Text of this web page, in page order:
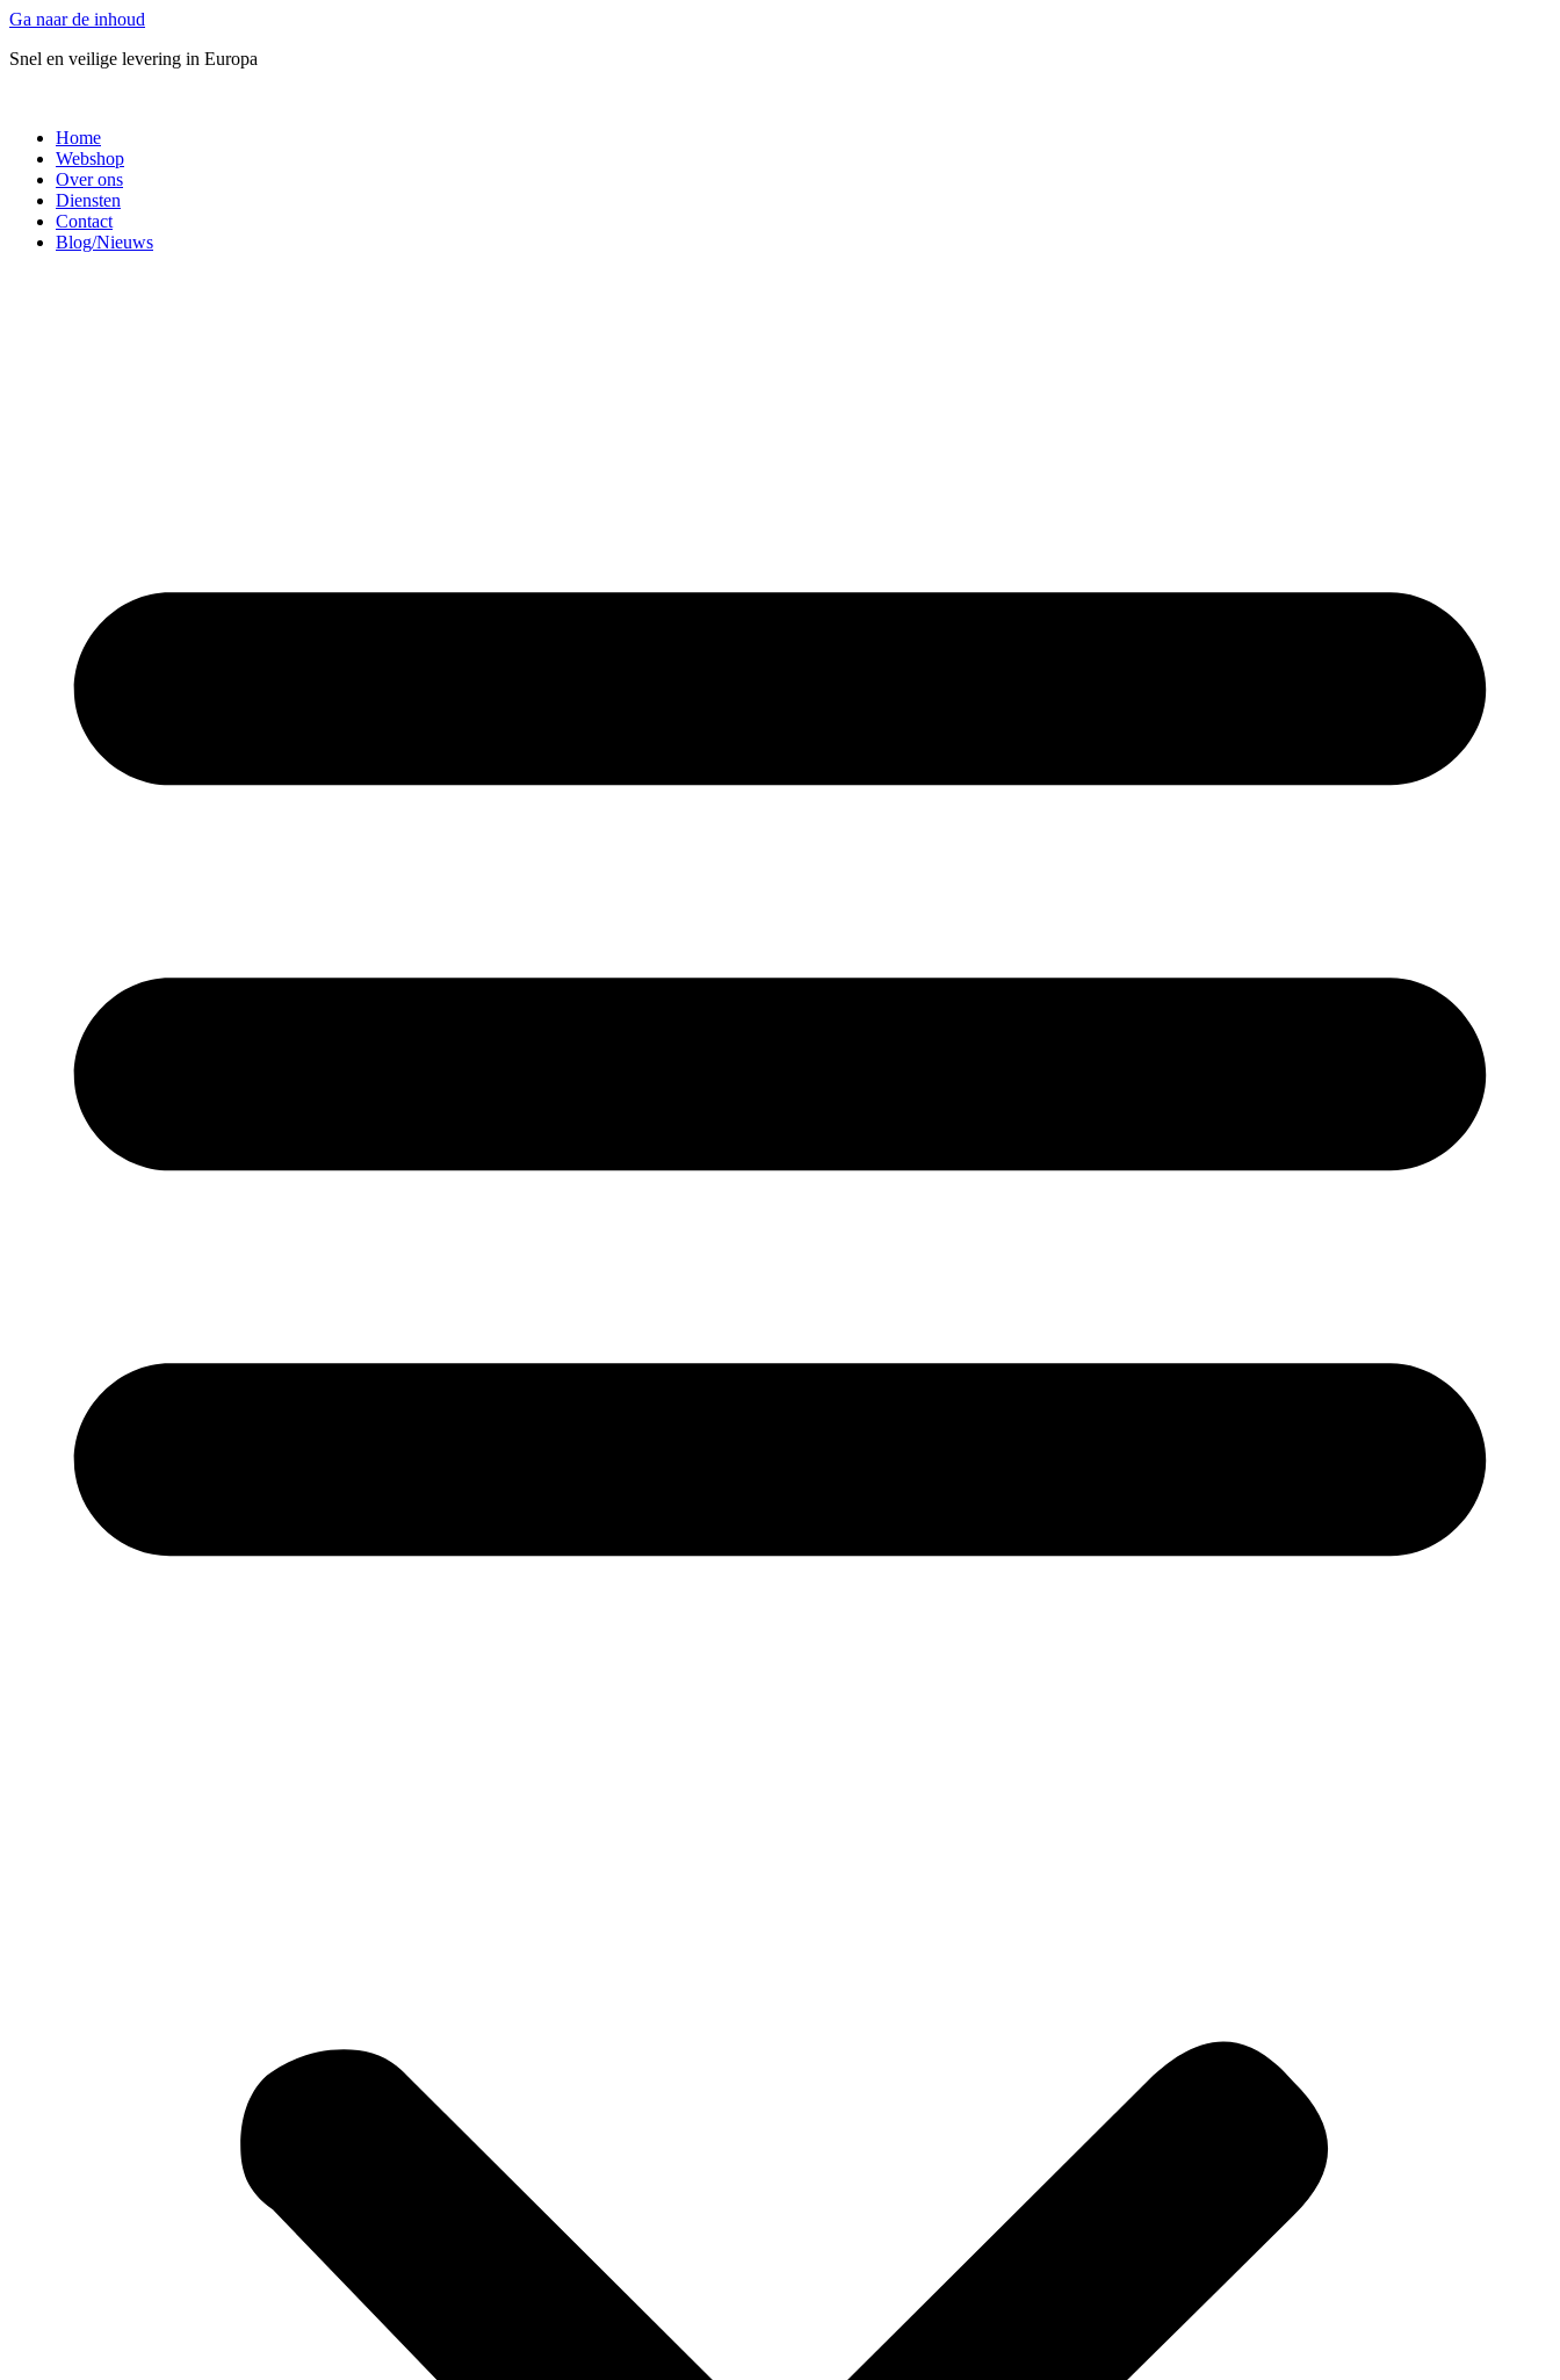
Ga naar de inhoud
Snel en veilige levering in Europa
Home
Webshop
Over ons
Diensten
Contact
Blog/Nieuws